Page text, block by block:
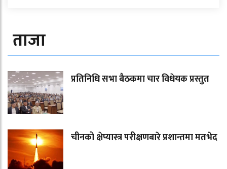
ताजा
प्रतिनिधि सभा बैठकमा चार विधेयक प्रस्तुत
चीनको क्षेप्यास्त्र परीक्षणबारे प्रशान्तमा मतभेद